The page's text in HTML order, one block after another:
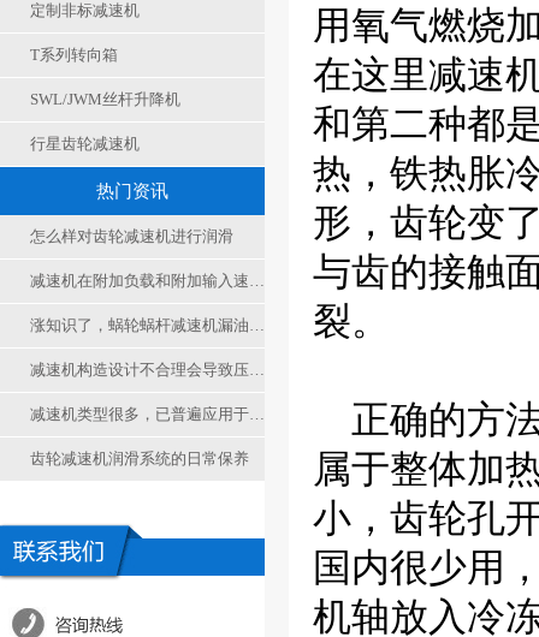
用氧气燃烧
在这里减速
和第二种都
热，铁热胀
形，齿轮变
与齿的接触
裂。
正确的方
属于整体加
小，齿轮孔
国内很少用
机轴放入冷
定制非标减速机
T系列转向箱
SWL/JWM丝杆升降机
行星齿轮减速机
热门资讯
怎么样对齿轮减速机进行润滑
减速机在附加负载和附加输入速度下的累计工作时间
涨知识了，蜗轮蜗杆减速机漏油有哪些可能
减速机构造设计不合理会导致压力差
减速机类型很多，已普遍应用于国民经济和国防工业的各个范畴
齿轮减速机润滑系统的日常保养